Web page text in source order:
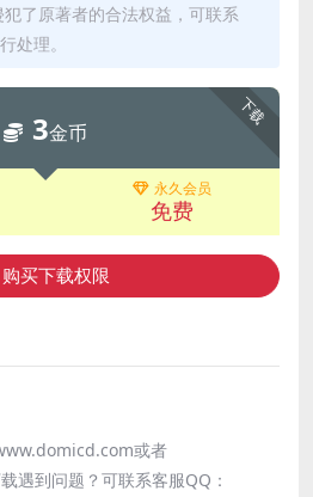
了原著者的合法权益，可联系
处理。
下载
3金币
永久会员
免费
购买下载权限
或者
遇到问题？可联系客服QQ：